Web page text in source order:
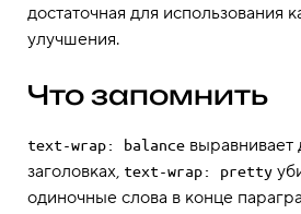
достаточная для использования
улучшения.
Что запомнить
text-wrap: balance выравнивает
заголовках, text-wrap: pretty
одиночные слова в конце